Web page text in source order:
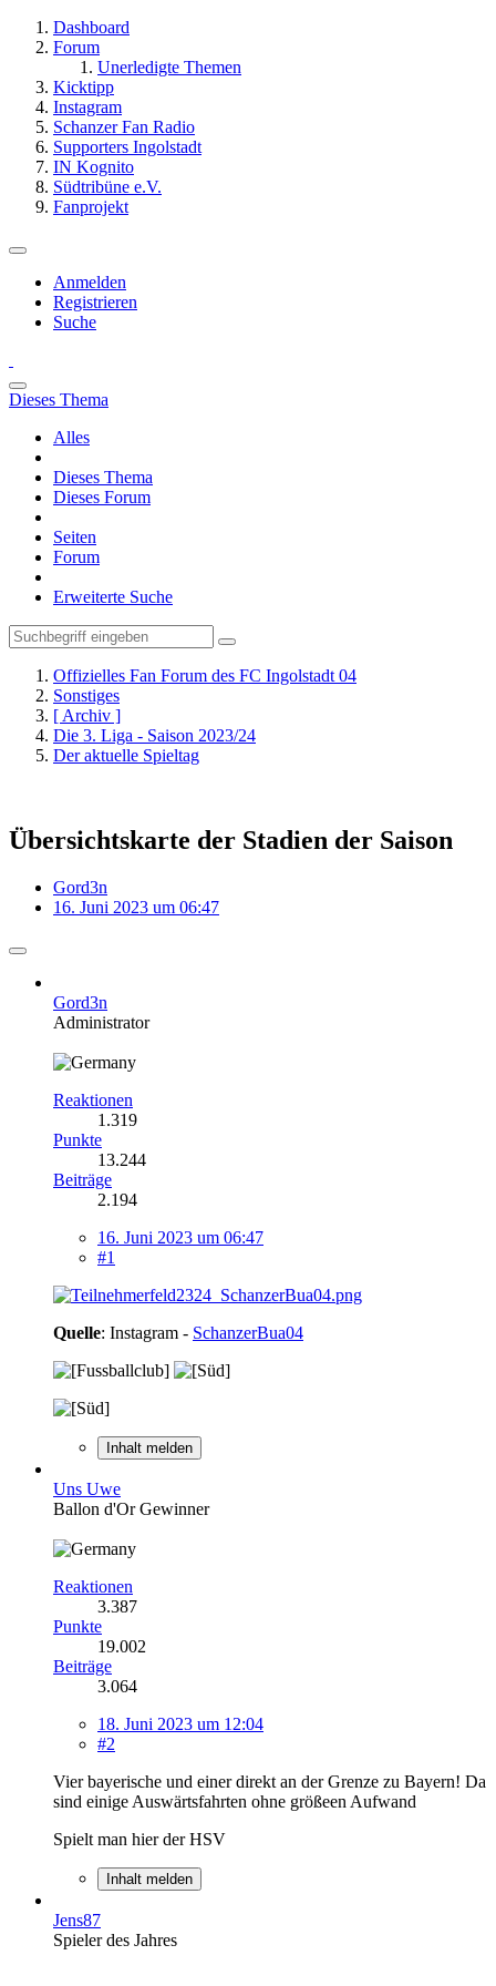
Dashboard
Forum
Unerledigte Themen
Kicktipp
Instagram
Schanzer Fan Radio
Supporters Ingolstadt
IN Kognito
Südtribüne e.V.
Fanprojekt
Anmelden
Registrieren
Suche
Dieses Thema
Alles
Dieses Thema
Dieses Forum
Seiten
Forum
Erweiterte Suche
Offizielles Fan Forum des FC Ingolstadt 04
Sonstiges
[ Archiv ]
Die 3. Liga - Saison 2023/24
Der aktuelle Spieltag
Übersichtskarte der Stadien der Saison
Gord3n
16. Juni 2023 um 06:47
Gord3n
Administrator
Reaktionen
1.319
Punkte
13.244
Beiträge
2.194
16. Juni 2023 um 06:47
#1
Quelle: Instagram - SchanzerBua04
Inhalt melden
Uns Uwe
Ballon d'Or Gewinner
Reaktionen
3.387
Punkte
19.002
Beiträge
3.064
18. Juni 2023 um 12:04
#2
Vier bayerische und einer direkt an der Grenze zu Bayern! Da
sind einige Auswärtsfahrten ohne größeen Aufwand
Spielt man hier der HSV
Inhalt melden
Jens87
Spieler des Jahres